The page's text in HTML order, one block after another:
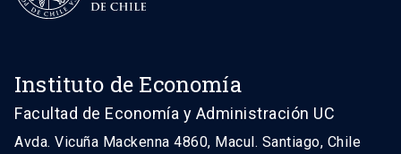
Instituto de Economía
Facultad de Economía y Administración UC
Avda. Vicuña Mackenna 4860, Macul. Santiago, Chile